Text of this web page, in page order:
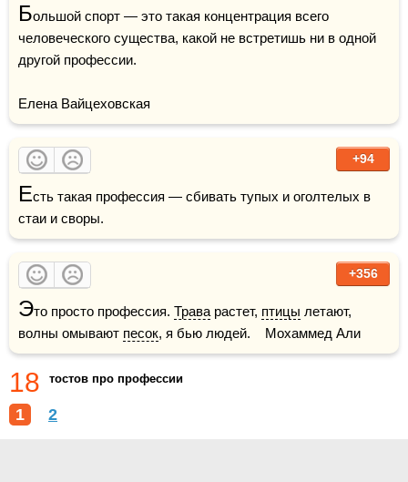
Большой спорт — это такая концентрация всего
человеческого существа, какой не встретишь ни в одной
другой профессии.
Елена Вайцеховская
+94
Есть такая профессия — сбивать тупых и оголтелых в
стаи и своры.
+356
Это просто профессия. Трава растет, птицы летают,
волны омывают песок, я бью людей.    Мохаммед Али
18 тостов про профессии
1 2